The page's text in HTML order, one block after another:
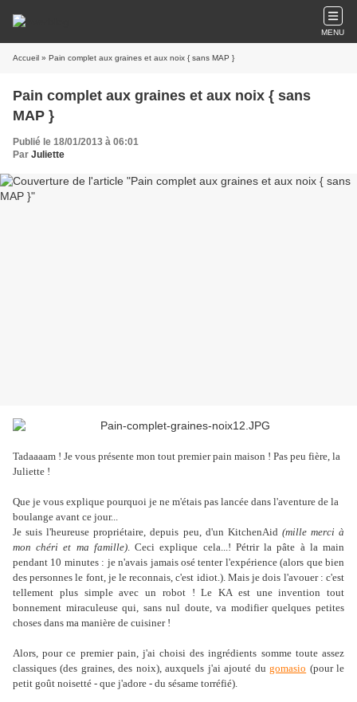
MENU
Accueil » Pain complet aux graines et aux noix { sans MAP }
Pain complet aux graines et aux noix { sans
MAP }
Publié le 18/01/2013 à 06:01
Par Juliette
Tadaaaam ! Je vous présente mon tout premier pain maison ! Pas peu fière, la
Juliette !
Que je vous explique pourquoi je ne m'étais pas lancée dans l'aventure de la
boulange avant ce jour...
Je suis l'heureuse propriétaire, depuis peu, d'un KitchenAid (mille merci à
mon chéri et ma famille). Ceci explique cela...! Pétrir la pâte à la main
pendant 10 minutes : je n'avais jamais osé tenter l'expérience (alors que bien
des personnes le font, je le reconnais, c'est idiot.). Mais je dois l'avouer : c'est
tellement plus simple avec un robot ! Le KA est une invention tout
bonnement miraculeuse qui, sans nul doute, va modifier quelques petites
choses dans ma manière de cuisiner !
Alors, pour ce premier pain, j'ai choisi des ingrédients somme toute assez
classiques (des graines, des noix), auxquels j'ai ajouté dugomasio (pour le
petit goût noisetté - que j'adore - du sésame torréfié).